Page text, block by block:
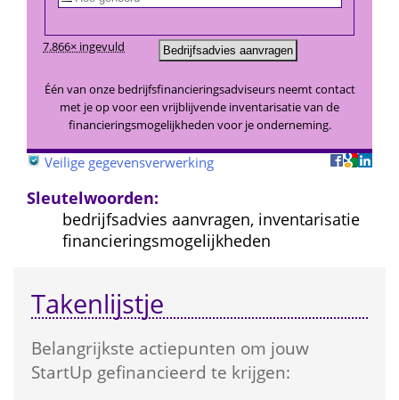
7.866× ingevuld
Één van onze bedrijfsfinancieringsadviseurs neemt contact
met je op voor een vrijblijvende inventarisatie van de
financieringsmogelijkheden voor je onderneming.
Veilige gegevensverwerking
Sleutelwoorden:
bedrijfsadvies aanvragen, inventarisatie
financieringsmogelijkheden
Takenlijstje
Belangrijkste actie­punten om jouw
StartUp gefinancieerd te krijgen: